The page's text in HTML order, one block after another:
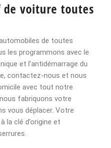
de voiture toutes
de toutes
les programmons avec le
et l’antidémarrage du
contactez-nous et nous
avec tout notre
fabriquons votre
vous déplacer. Votre
la clé d’origine et